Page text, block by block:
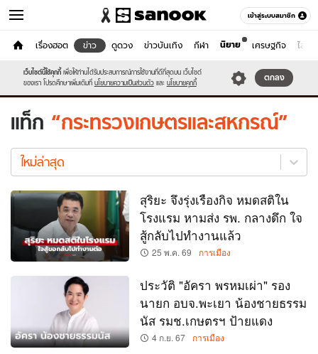
เข้าสู่ระบบสมาชิก
หน้าแรก
เรื่องฮอต ข่าว ดูดวง ข่าวบันเทิง กีฬา เศรษฐกิจ ไลฟ์
นิยาย
ข่าว หมวดอื่นๆ
เว็บไซต์นี้ใช้คุกกี้ เพื่อให้ท่านได้รับประสบการณ์การใช้งานที่ดีที่สุดบน เว็บไซต์
ของเรา โปรดศึกษาเพิ่มเติมที่ นโยบายความเป็นส่วนตัว และ นโยบายคุกกี้
ตกลง
แท็ก กระทรวงเกษตรและสหกรณ์
กระทรวง
เกษตร
และ
สหกรณ์
ใหม่
ใหม่ล่าสุด
สุริยะ จึงรุ่งเรืองกิจ หมดสติใน
โรงแรม หามส่ง รพ. กลางดึก ใจ
สู้กลับไปทำงานแล้ว
25 พ.ค. 69 การเมือง
ประวัติ "อัครา พรหมเผ่า" รอง
นายก อบจ.พะเยา น้องชายธรรม
นัส รมช.เกษตรฯ ป้ายแดง
4 ก.ย. 67 การเมือง